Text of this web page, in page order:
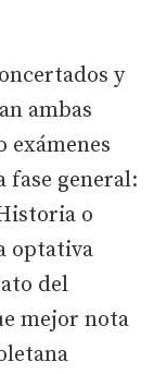
y
ambas
exámenes
fase general:
o
optativa
del
mejor nota